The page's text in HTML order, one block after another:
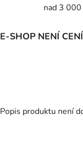
nad 3 000
E-SHOP NENÍ
Popis produktu není